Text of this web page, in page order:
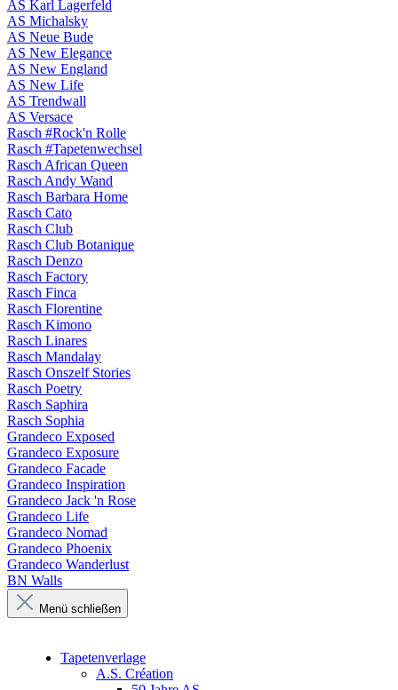
AS Karl Lagerfeld
AS Michalsky
AS Neue Bude
AS New Elegance
AS New England
AS New Life
AS Trendwall
AS Versace
Rasch #Rock'n Rolle
Rasch #Tapetenwechsel
Rasch African Queen
Rasch Andy Wand
Rasch Barbara Home
Rasch Cato
Rasch Club
Rasch Club Botanique
Rasch Denzo
Rasch Factory
Rasch Finca
Rasch Florentine
Rasch Kimono
Rasch Linares
Rasch Mandalay
Rasch Onszelf Stories
Rasch Poetry
Rasch Saphira
Rasch Sophia
Grandeco Exposed
Grandeco Exposure
Grandeco Facade
Grandeco Inspiration
Grandeco Jack 'n Rose
Grandeco Life
Grandeco Nomad
Grandeco Phoenix
Grandeco Wanderlust
BN Walls
Menü schließen
Tapetenverlage
A.S. Création